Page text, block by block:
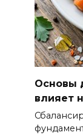
Основы
влияет